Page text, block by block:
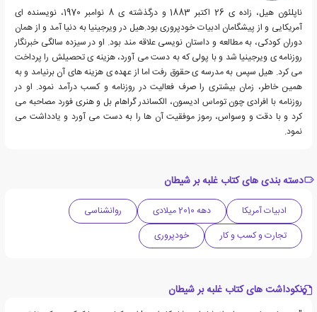
ناپلئون هیل، زاده ی 26 اکتبر 1883 و درگذشته ی 8 نوامبر 1970، نویسنده ای
آمریکایی و از پیشگامان ادبیات خودپروری بود.هیل در ویرجینیا به دنیا آمد و از همان
دوران کودکی، به مطالعه و داستان نویسی علاقه مند بود. او در سیزده سالگی خبرنگار
روزنامه ی ویرجینیا شد و با پولی که به دست می آورد، هزینه ی تحصیلش را پرداخت
می کرد. هیل سپس به مدرسه ی حقوق رفت اما از عهده ی هزینه های آن برنیامد و به
همین خاطر، زمان بیشتری را صرف فعالیت در روزنامه و کسب درآمد نمود. او در
روزنامه با افرادی چون توماس ادیسون، الکساندر گراهام بل و هنری فورد مصاحبه می
کرد و با دقت و وسواس، رموز موفقیت آن ها را به دست می آورد و یادداشت می
نمود.
دسته بندی های کتاب غلبه بر شیطان
ادبیات آمریکا دهه 2010 میلادی
روانشناسی
تجارت و کسب و کار
خودپروری
نکوداشت های کتاب غلبه بر شیطان